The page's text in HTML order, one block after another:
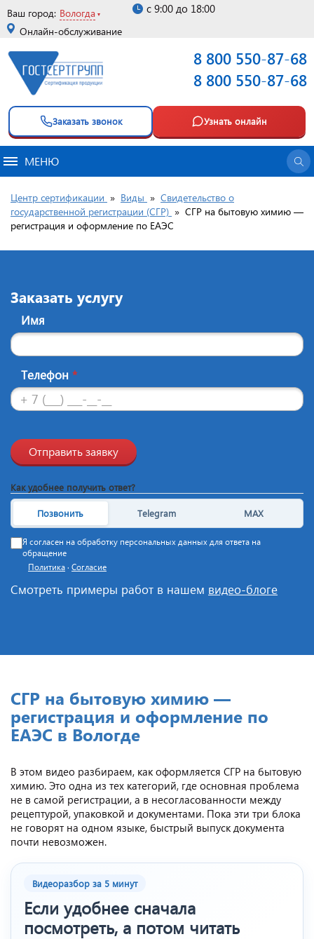
Ваш город: Вологда
Онлайн-обслуживание
с 9:00 до 18:00
8 800 550-87-68
8 800 550-87-68
Заказать звонок Узнать онлайн
МЕНЮ
Центр сертификации » Виды » Свидетельство о
государственной регистрации (СГР) » CГР на бытовую химию —
регистрация и оформление по ЕАЭС
Заказать услугу
Имя
Телефон *
Отправить заявку
Как удобнее получить ответ?
Позвонить Telegram MAX
Я согласен на обработку персональных данных для ответа на
обращение
Политика · Согласие
Смотреть примеры работ в нашем видео-блоге
CГР на бытовую химию —
регистрация и оформление по
ЕАЭС в Вологде
В этом видео разбираем, как оформляется СГР на бытовую
химию. Это одна из тех категорий, где основная проблема
не в самой регистрации, а в несогласованности между
рецептурой, упаковкой и документами. Пока эти три блока
не говорят на одном языке, быстрый выпуск документа
почти невозможен.
Видеоразбор за 5 минут
Если удобнее сначала
посмотреть, а потом читать